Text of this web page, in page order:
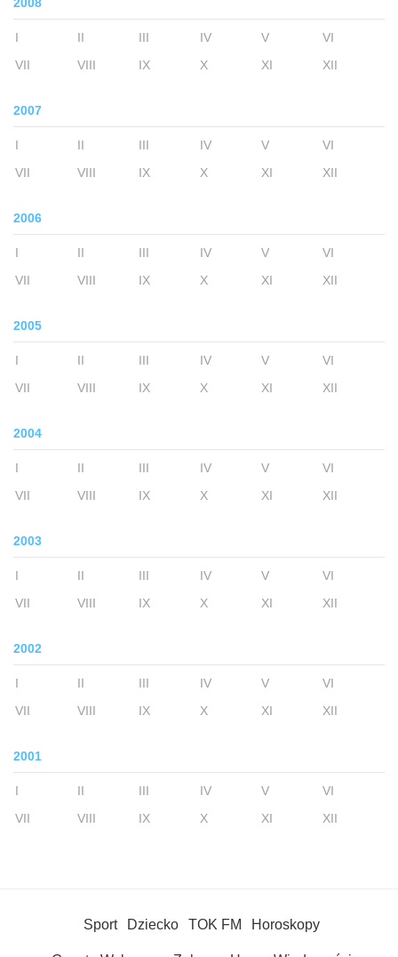
I II III IV V
VI
VII
VIII IX X XI XII
2007
I II III IV V
VI
VII
VIII IX X XI XII
2006
I II III IV V
VI
VII
VIII IX X XI XII
2005
I II III IV V
VI
VII
VIII IX X XI XII
2004
I II III IV V
VI
VII
VIII IX X XI XII
2003
I II III IV V
VI
VII
VIII IX X XI XII
2002
I II III IV V
VI
VII
VIII IX X XI XII
2001
I II III IV V
VI
VII
VIII IX X XI XII
Sport Dziecko TOK FM Horoskopy